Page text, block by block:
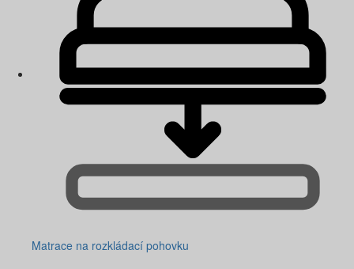
Matrace na rozkládací pohovku